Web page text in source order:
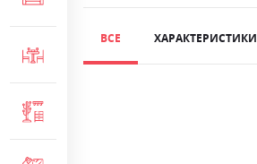
ВСЕ ХАРАКТЕРИСТИКИ